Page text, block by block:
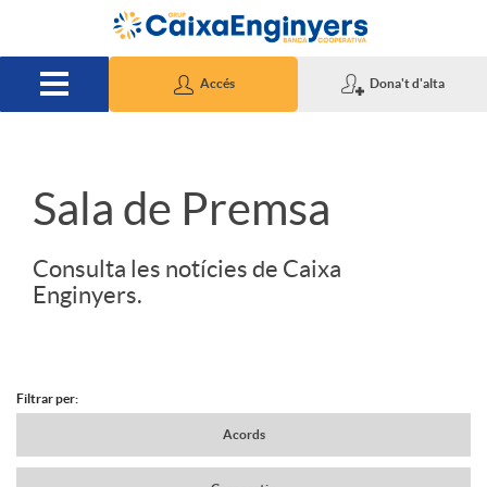
Salta al contingut principal
Accés Dona't d'alta
S
d
Sala de Premsa
Consulta les notícies de Caixa
Enginyers.
N
Filtrar per:
Acords